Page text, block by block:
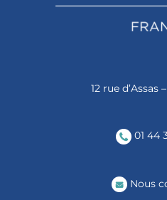
12 rue d’Assas
01 44
Nous